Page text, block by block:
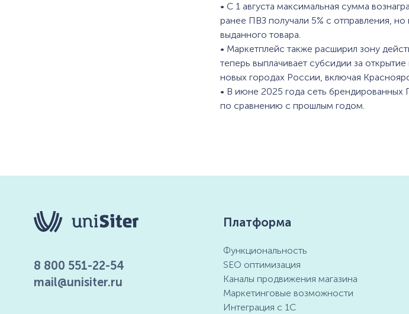
• С 1 августа максимальная сумма
ранее ПВЗ получали 5% с отправления,
выданного товара.
• Маркетплейс также расширил зону
теперь выплачивает субсидии за
новых городах России, включая
• В июне 2025 года сеть брендированных
по сравнению с прошлым годом.
8 800 551-22-54
mail@unisiter.ru
Платформа
Функциональность
SEO оптимизация
Каналы продвижения магазина
Маркетинговые возможности
Интеграция с 1С